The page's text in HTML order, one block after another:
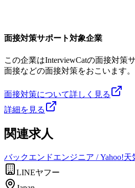
面接対策サポート対象企業
この企業はInterviewCatの面接対
面接などの面接対策をおこいます。
面接対策について詳しく見る
詳細を見る
関連求人
バックエンドエンジニア / Yahoo!天
LINEヤフー